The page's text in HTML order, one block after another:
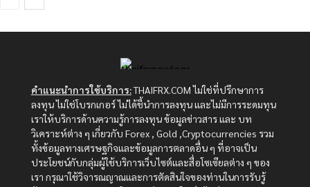
คำแนะนำการใช้บริการ:THAIFRX.COM ไม่ใช่ที่ปรึกษาการ
ลงทุน ไม่ใช่โบรกเกอร์ ไม่ได้ชี้นำการลงทุน และไม่มีการระดมทุน
เราให้บริการด้านความรู้การลงทุน ข้อมูลข่าวสาร และ บท
วิเคราะห์ต่าง ๆ เกี่ยวกับ Forex , Gold ,Cryptocurrencies รวม
ทั้งข้อมูลทางเศรษฐกิจและข้อมูลการตลาดอื่น ๆ ที่อาจเป็น
ประโยชน์กับกลุ่มผู้ใช้บริการเว็บไซต์และสื่อโซเซียลต่าง ๆ ของ
เรา กรุณาใช้วิจารณญาณและการตัดสินใจของท่านในการรับรู้